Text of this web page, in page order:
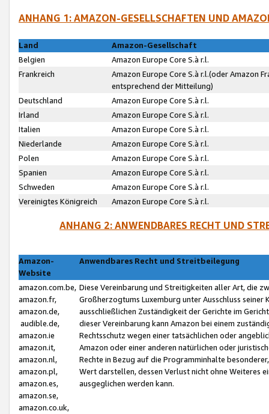
ANHANG 1: AMAZON-GESELLSCHAFTEN UND
Land
Amazon-Gesellschaft
Belgien
Amazon Europe Core S.à r.l.
Frankreich
Amazon Europe Core S.à r.l.(oder Amazon
entsprechend der Mitteilung)
Deutschland
Amazon Europe Core S.à r.l.
Irland
Amazon Europe Core S.à r.l.
Italien
Amazon Europe Core S.à r.l.
Niederlande
Amazon Europe Core S.à r.l.
Polen
Amazon Europe Core S.à r.l.
Spanien
Amazon Europe Core S.à r.l.
Schweden
Amazon Europe Core S.à r.l.
Vereinigtes Königreich
Amazon Europe Core S.à r.l.
ANHANG 2: ANWENDBARES RECHT UND
Amazon-
Website
Anwendbares Recht und Streitbeilegung
amazon.com.be,
amazon.fr,
amazon.de,
audible.de,
amazon.ie
amazon.it,
amazon.nl,
amazon.pl,
amazon.es,
amazon.se,
amazon.co.uk,
Diese Vereinbarung und Streitigkeiten aller Art, die
Großherzogtums Luxemburg unter Ausschluss
ausschließlichen Zuständigkeit der Gerichte im
dieser Vereinbarung kann Amazon bei einem
Rechtsschutz wegen einer tatsächlichen oder
Amazon oder einer anderen natürlichen oder
Rechte in Bezug auf die Programminhalte
Wert darstellen, dessen Verlust nicht ohne Weiteres
ausgeglichen werden kann.